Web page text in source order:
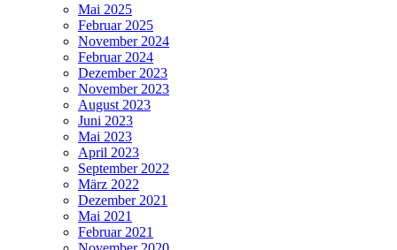
Mai 2025
Februar 2025
November 2024
Februar 2024
Dezember 2023
November 2023
August 2023
Juni 2023
Mai 2023
April 2023
September 2022
März 2022
Dezember 2021
Mai 2021
Februar 2021